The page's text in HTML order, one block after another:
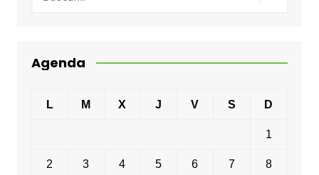
Agenda
L M X J V S D
1
2 3 4 5 6 7 8